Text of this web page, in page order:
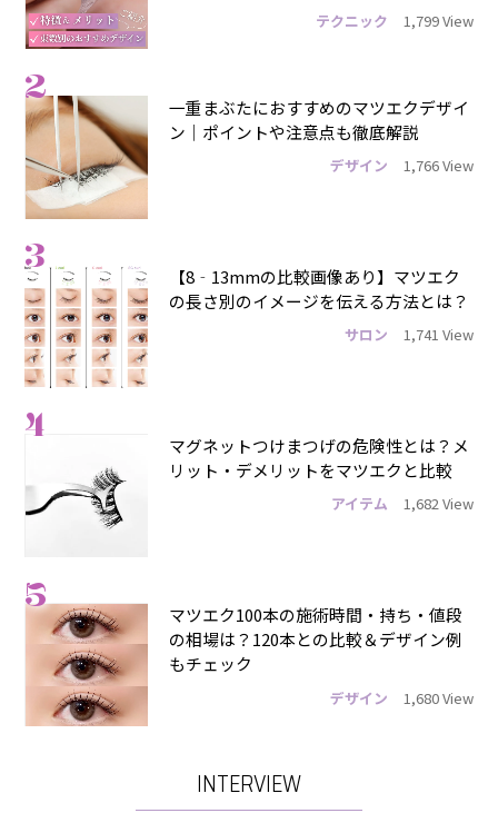
テクニック 1,799 View
2
一重まぶたにおすすめのマツエクデザイ
ン｜ポイントや注意点も徹底解説
デザイン 1,766 View
3
【8‐13mmの比較画像あり】マツエク
の長さ別のイメージを伝える方法とは？
サロン 1,741 View
4
マグネットつけまつげの危険性とは？メ
リット・デメリットをマツエクと比較
アイテム 1,682 View
5
マツエク100本の施術時間・持ち・値段
の相場は？120本との比較＆デザイン例
もチェック
デザイン 1,680 View
INTERVIEW